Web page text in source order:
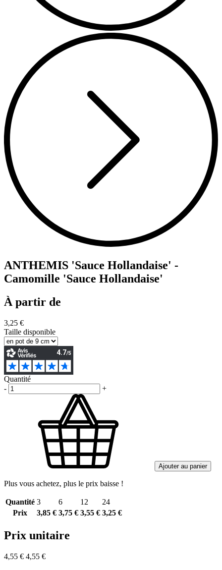
ANTHEMIS 'Sauce Hollandaise' -
Camomille 'Sauce Hollandaise'
À partir de
3,25 €
Taille disponible
Quantité
-
+
Ajouter au panier
Plus vous achetez, plus le prix baisse !
Quantité 3 6 12
24
Prix
3,85 € 3,75 € 3,55 € 3,25 €
Prix unitaire
4,55 € 4,55 €